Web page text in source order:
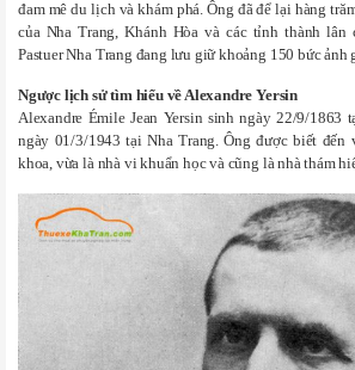
đam mê du lịch và khám phá. Ông đã để lại hàng
của Nha Trang, Khánh Hòa và các tỉnh thành lân
Pastuer Nha Trang đang lưu giữ khoảng 150 bức ảnh
Ngược lịch sử tìm hiểu về Alexandre Yersin
Alexandre Émile Jean Yersin sinh ngày 22/9/1863
ngày 01/3/1943 tại Nha Trang. Ông được biết
khoa, vừa là nhà vi khuẩn học và cũng là nhà thám